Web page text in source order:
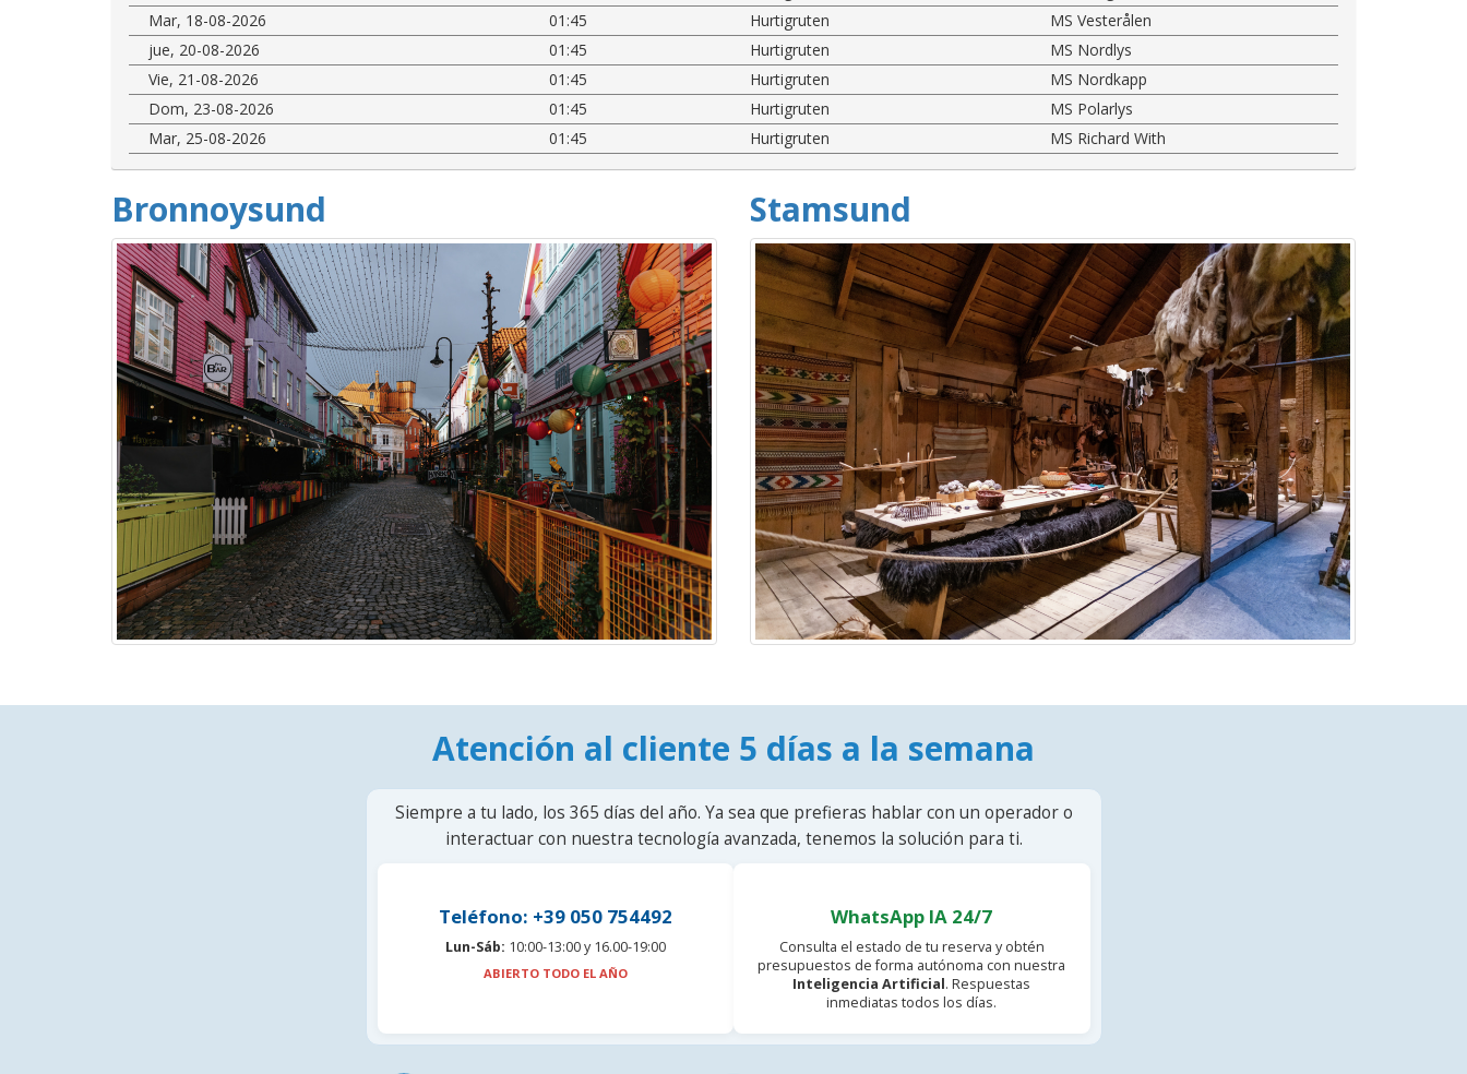
Mar, 18-08-2026
01:45 Hurtigruten
MS Vesterålen
jue, 20-08-2026
01:45 Hurtigruten
MS Nordlys
Vie, 21-08-2026
01:45 Hurtigruten
MS Nordkapp
Dom, 23-08-2026
01:45 Hurtigruten
MS Polarlys
Mar, 25-08-2026
01:45 Hurtigruten MS Richard With
Bronnoysund Stamsund
Atención al cliente 5 días a la semana
Siempre a tu lado, los 365 días del año. Ya sea que prefieras hablar con un operador o
interactuar con nuestra tecnología avanzada, tenemos la solución para ti.
Teléfono: +39 050 754492
Lun-Sáb: 10:00-13:00 y 16.00-19:00
ABIERTO TODO EL AÑO
WhatsApp IA 24/7
Consulta el estado de tu reserva y obtén
presupuestos de forma autónoma con nuestra
Inteligencia Artificial. Respuestas
inmediatas todos los días.